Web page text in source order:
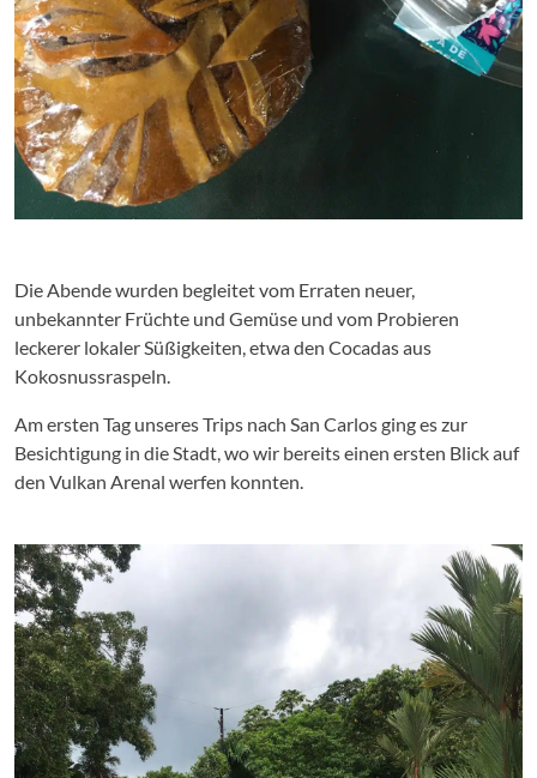
Die Abende wurden begleitet vom Erraten neuer,
unbekannter Früchte und Gemüse und vom Probieren
leckerer lokaler Süßigkeiten, etwa den Cocadas aus
Kokosnussraspeln.
Am ersten Tag unseres Trips nach San Carlos ging es zur
Besichtigung in die Stadt, wo wir bereits einen ersten Blick auf
den Vulkan Arenal werfen konnten.